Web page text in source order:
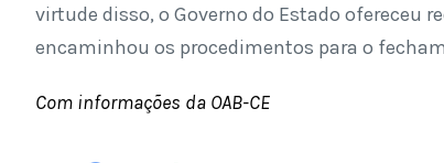
virtude disso, o Governo do Estado ofereceu
encaminhou os procedimentos para o
Com informações da OAB-CE